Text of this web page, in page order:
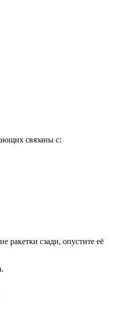
связаны с:
ракетки сзади, опустите её